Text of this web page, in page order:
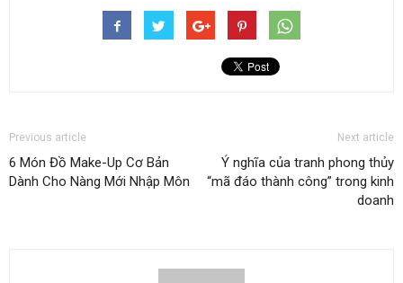
Previous article
6 Món Đồ Make-Up Cơ Bản
Dành Cho Nàng Mới Nhập Môn
Next article
Ý nghĩa của tranh phong thủy
“mã đáo thành công” trong kinh
doanh